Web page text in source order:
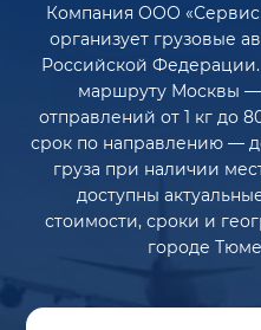
Компания ООО «Сервис
организует грузовые
Российской Федерации.
маршруту Москвы —
отправлений от 1 кг до
срок по направлению —
груза при наличии
доступны
стоимости, сроки и
городе